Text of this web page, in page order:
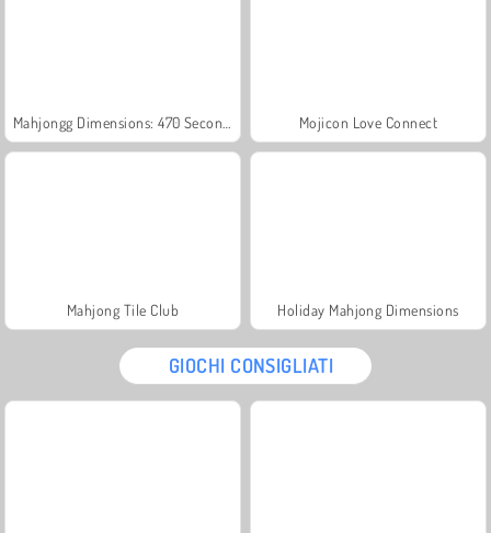
Mojicon Love Connect
Mahjong Tile Club Holiday Mahjong Dimensions
GIOCHI CONSIGLIATI